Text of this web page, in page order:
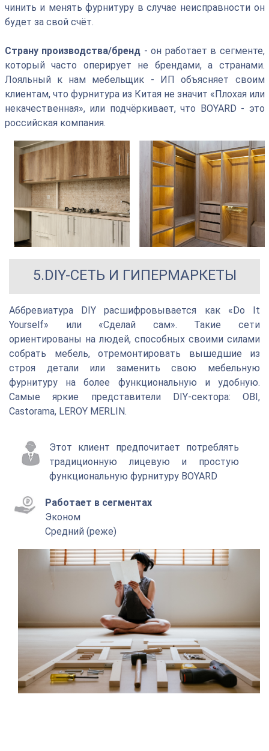
чинить и менять фурнитуру в случае неисправности он
будет за свой счёт.
Страну производства/бренд - он работает в сегменте,
который часто оперирует не брендами, а странами.
Лояльный к нам мебельщик - ИП объясняет своим
клиентам, что фурнитура из Китая не значит «Плохая или
некачественная», или подчёркивает, что BOYARD - это
российская компания.
5.DIY-СЕТЬ И ГИПЕРМАРКЕТЫ
Аббревиатура DIY расшифровывается как «Do It
Yourself» или «Сделай сам». Такие сети
ориентированы на людей, способных своими силами
собрать мебель, отремонтировать вышедшие из
строя детали или заменить свою мебельную
фурнитуру на более функциональную и удобную.
Самые яркие представители DIY-сектора: OBI,
Castorama, LEROY MERLIN.
Этот клиент предпочитает потреблять
традиционную лицевую и простую
функциональную фурнитуру BOYARD
Работает в сегментах
Эконом
Средний (реже)